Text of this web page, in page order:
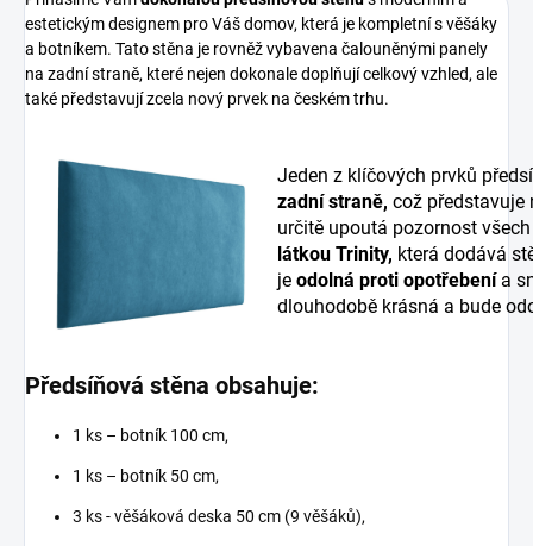
estetickým designem pro Váš domov, která je kompletní s věšáky
a botníkem. Tato stěna je rovněž vybavena čalouněnými panely
na zadní straně, které nejen dokonale doplňují celkový vzhled, ale
také představují zcela nový prvek na českém trhu.
Jeden z klíčových prvků
zadní straně, což
určitě upoutá pozornost
látkou Trinity, která dodává
je odolná proti opotřebenía
dlouhodobě krásná a bude
Předsíňová stěna obsahuje:
1 ks – botník 100 cm,
1 ks – botník 50 cm,
3 ks - věšáková deska 50 cm (9 věšáků),